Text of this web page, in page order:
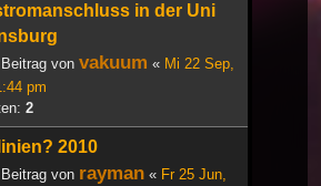
in der Uni
von vakuum « Mi 22 Sep,
pm
2
2010
von rayman « Fr 25 Jun,